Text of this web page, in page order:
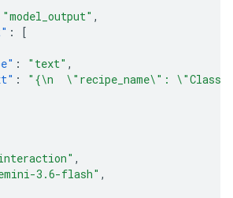
"model_output" ,
:
[
: "text" ,
:
"{\n  \"recipe_name\":
,
3.6-flash" ,